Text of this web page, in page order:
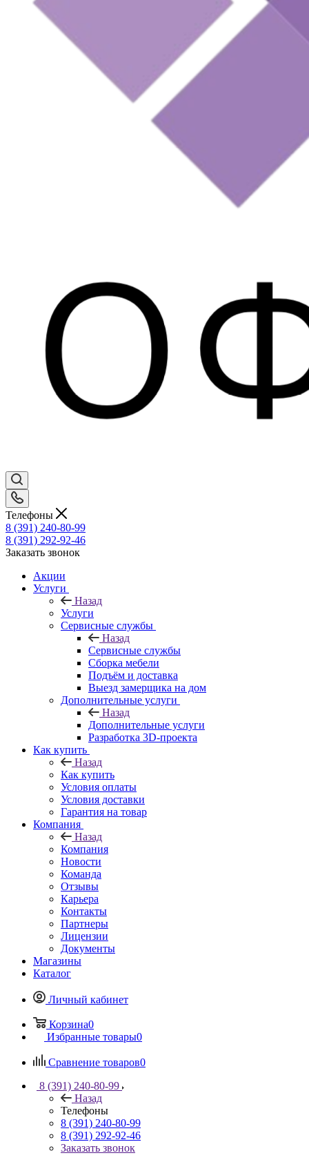
Телефоны
8 (391) 240-80-99
8 (391) 292-92-46
Заказать звонок
Акции
Услуги
Назад
Услуги
Сервисные службы
Назад
Сервисные службы
Сборка мебели
Подъём и доставка
Выезд замерщика на дом
Дополнительные услуги
Назад
Дополнительные услуги
Разработка 3D-проекта
Как купить
Назад
Как купить
Условия оплаты
Условия доставки
Гарантия на товар
Компания
Назад
Компания
Новости
Команда
Отзывы
Карьера
Контакты
Партнеры
Лицензии
Документы
Магазины
Каталог
Личный кабинет
Корзина0
Избранные товары0
Сравнение товаров0
8 (391) 240-80-99
Назад
Телефоны
8 (391) 240-80-99
8 (391) 292-92-46
Заказать звонок